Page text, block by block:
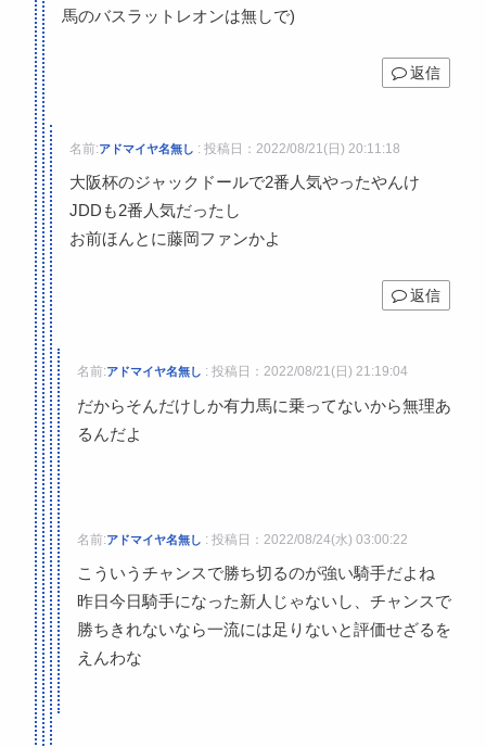
馬のバスラットレオンは無しで)
返信
名前:アドマイヤ名無し : 投稿日：2022/08/21(日) 20:11:18
大阪杯のジャックドールで2番人気やったやんけ
JDDも2番人気だったし
お前ほんとに藤岡ファンかよ
返信
名前:アドマイヤ名無し : 投稿日：2022/08/21(日) 21:19:04
だからそんだけしか有力馬に乗ってないから無理あ
るんだよ
名前:アドマイヤ名無し : 投稿日：2022/08/24(水) 03:00:22
こういうチャンスで勝ち切るのが強い騎手だよね
昨日今日騎手になった新人じゃないし、チャンスで
勝ちきれないなら一流には足りないと評価せざるを
えんわな